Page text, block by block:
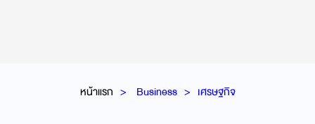
หน้าแรก Business เศรษฐกิจ